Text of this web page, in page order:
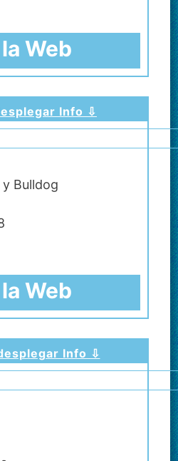
Web
Info ⇩
Bulldog
Web
Info ⇩